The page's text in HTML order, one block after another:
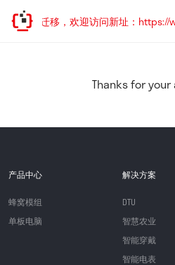
地址已迁移，欢迎访问新址：https://
Thanks for
产品中心
蜂窝模组
单板电脑
解决方案
DTU
智慧农业
智能穿戴
智能电表